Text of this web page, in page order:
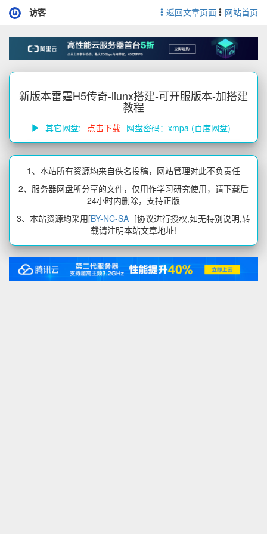
访客 返回文章页面 网站首页
新版本雷霆H5传奇-liunx搭建-可开服版本-加搭建
教程
其它网盘: 点击下载 网盘密码：xmpa (百度网盘)
1、本站所有资源均来自佚名投稿，网站管理对此不负责任
2、服务器网盘所分享的文件，仅用作学习研究使用，请下载后
24小时内删除，支持正版
3、本站资源均采用[BY-NC-SA ]协议进行授权,如无特别说明,转
载请注明本站文章地址!